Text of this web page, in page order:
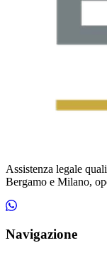
Assistenza legale
Bergamo e Milano,
Navigazione